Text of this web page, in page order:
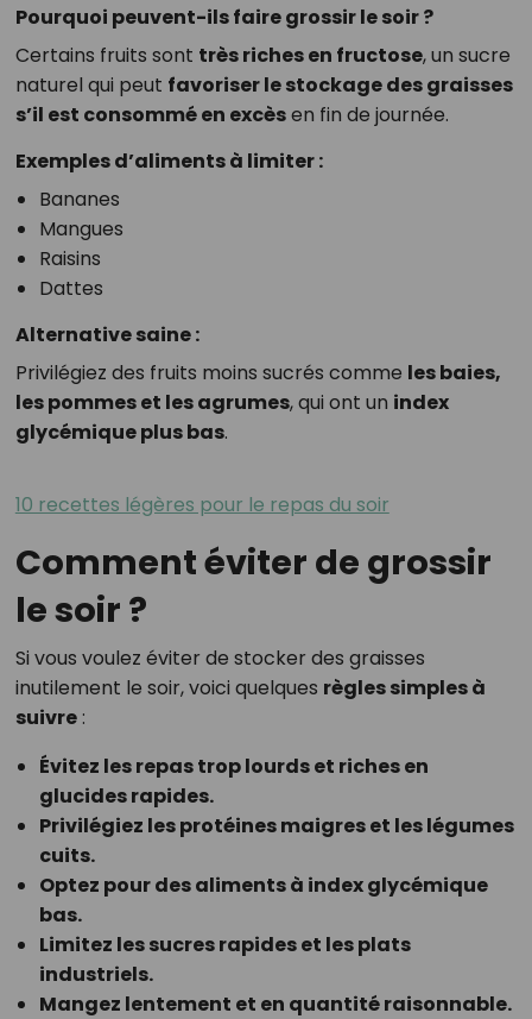
Pourquoi peuvent-ils faire grossir le soir ?
Certains fruits sont très riches en fructose, un sucre
naturel qui peut favoriser le stockage des graisses
s’il est consommé en excèsen fin de journée.
Exemples d’aliments à limiter :
Bananes
Mangues
Raisins
Dattes
Alternative saine :
Privilégiez des fruits moins sucrés comme les baies,
les pommes et les agrumes, qui ont un index
glycémique plus bas.
10 recettes légères pour le repas du soir
Comment éviter de grossir
le soir ?
Si vous voulez éviter de stocker des graisses
inutilement le soir, voici quelques règles simples à
suivre:
Évitez les repas trop lourds et riches en
glucides rapides.
Privilégiez les protéines maigres et les légumes
cuits.
Optez pour des aliments à index glycémique
bas.
Limitez les sucres rapides et les plats
industriels.
Mangez lentement et en quantité raisonnable.